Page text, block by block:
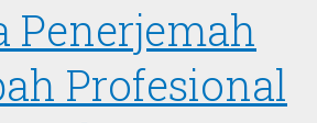
Penerjemah
Profesional